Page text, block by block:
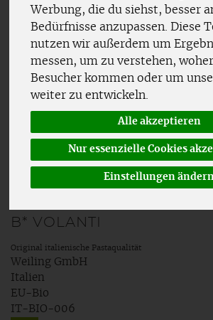
Werbung, die du siehst, besser
Bedürfnisse anzupassen. Diese
nutzen wir außerdem um
messen, um zu verstehen,
Besucher kommen oder um
weiter zu entwickeln.
Alle akzeptieren
Nur essenzielle Cookies
Einstellungen
B* VOLANTI
Original italienische Pastaqualität
Weiling GmbH
Italien
EU-Bio
IT-BIO-006